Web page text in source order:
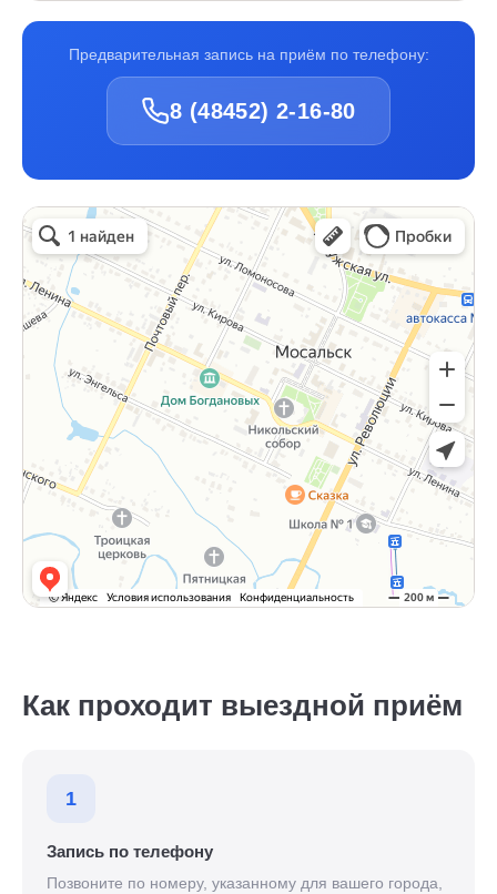
Предварительная запись на приём по телефону:
8 (48452) 2-16-80
Как проходит выездной приём
1
Запись по телефону
Позвоните по номеру, указанному для вашего города,